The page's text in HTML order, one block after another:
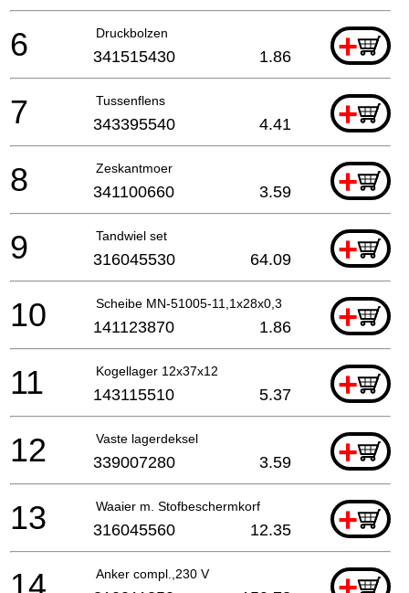
Druckbolzen +
6 341515430 1.86
Tussenflens +
7 343395540 4.41
Zeskantmoer +
8 341100660 3.59
Tandwiel set +
9 316045530 64.09
Scheibe MN-51005-11,1x28x0,3 +
10 141123870 1.86
Kogellager 12x37x12 +
11 143115510 5.37
Vaste lagerdeksel +
12 339007280 3.59
Waaier m. Stofbeschermkorf +
13 316045560 12.35
Anker compl.,230 V